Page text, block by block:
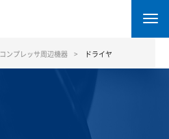
コンプレッサ周辺機器 ドライヤ